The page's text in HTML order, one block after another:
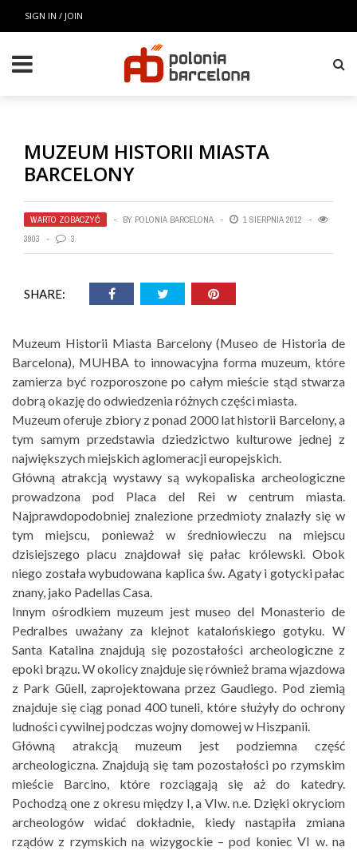
SIGN IN / JOIN
MUZEUM HISTORII MIASTA
BARCELONY
WARTO ZOBACZYĆ BY POLONIA BARCELONA
1 SIERPNIA 2012
3903
3
SHARE:
Muzeum Historii Miasta Barcelony (Museo de Historia de
Barcelona), MUHBA to innowacyjna forma muzeum, które
zamierza być rozporoszone po całym mieście stąd stwarza
dobrą okazję do odwiedzenia różnych części miasta.
Muzeum oferuje zbiory z ponad 2000 lat historii Barcelony, a
tym samym przedstawia dziedzictwo kulturowe jednej z
największych miejskich aglomeracji europejskich.
Główną atrakcją wystawy są wykopaliska archeologiczne
prowadzona pod Placa del Rei w centrum miasta.
Najprawdopodobniej znalezione przedmioty znalazły się w
tym miejscu, ponieważ w średniowieczu na miejscu
dzisiejszego placu znajdował się pałac królewski. Obok
niego została wybudowana kaplica św. Agaty i gotycki pałac
znany, jako Padellas Casa.
Innym ośrodkiem muzeum jest museo del Monasterio de
Pedralbes uważany za klejnot katalońskiego gotyku. W
Santa Katalina znajdują się pozostałości archeologiczne z
epoki brązu. W okolicy znajduje się również brama wjazdowa
z Park Güell, zaprojektowana przez Gaudiego. Pod ziemią
znajduje się ciąg ponad 400 tuneli, które służyły do ochrony
ludności cywilnej podczas wojny domowej w Hiszpanii.
Główną atrakcją muzeum jest podziemna część
archeologiczna. Znajdują się tam pozostałości po rzymskim
mieście Barcino, które rozciągają się aż do katedry.
Pochodzą one z okresu między I, a VIw. n.e. Dzięki okryciom
archeologów widać dokładnie, kiedy nastąpiła zmiana
rządów z rzymskich na wizygockie – pod koniec VI w. na